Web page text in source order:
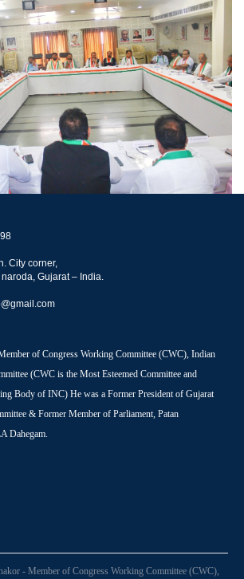
City corner,
Gujarat – India.
of Congress Working Committee (CWC), Indian
(CWC is the Most Esteemed Committee and
Body of INC) He was a Former President of Gujarat
& Former Member of Parliament, Patan
Dahegam.
- Member of Congress Working Committee (CWC),